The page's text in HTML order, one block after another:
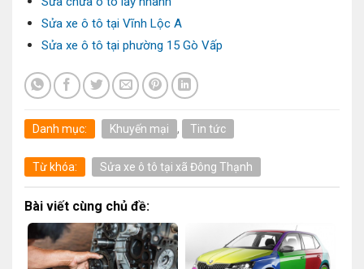
Sửa xe ô tô tại Vĩnh Lộc A
Sửa xe ô tô tại phường 15 Gò Vấp
Danh mục: Khuyến mại , Tin tức
Từ khóa: Sửa xe ô tô tại xã Đông Thạnh
Bài viết cùng chủ đề: